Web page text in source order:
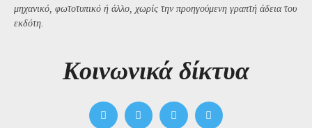
μηχανικό, φωτοτυπικό ή άλλο, χωρίς την προηγούμενη γραπτή άδεια του
εκδότη.
Kοινωνικά δίκτυα